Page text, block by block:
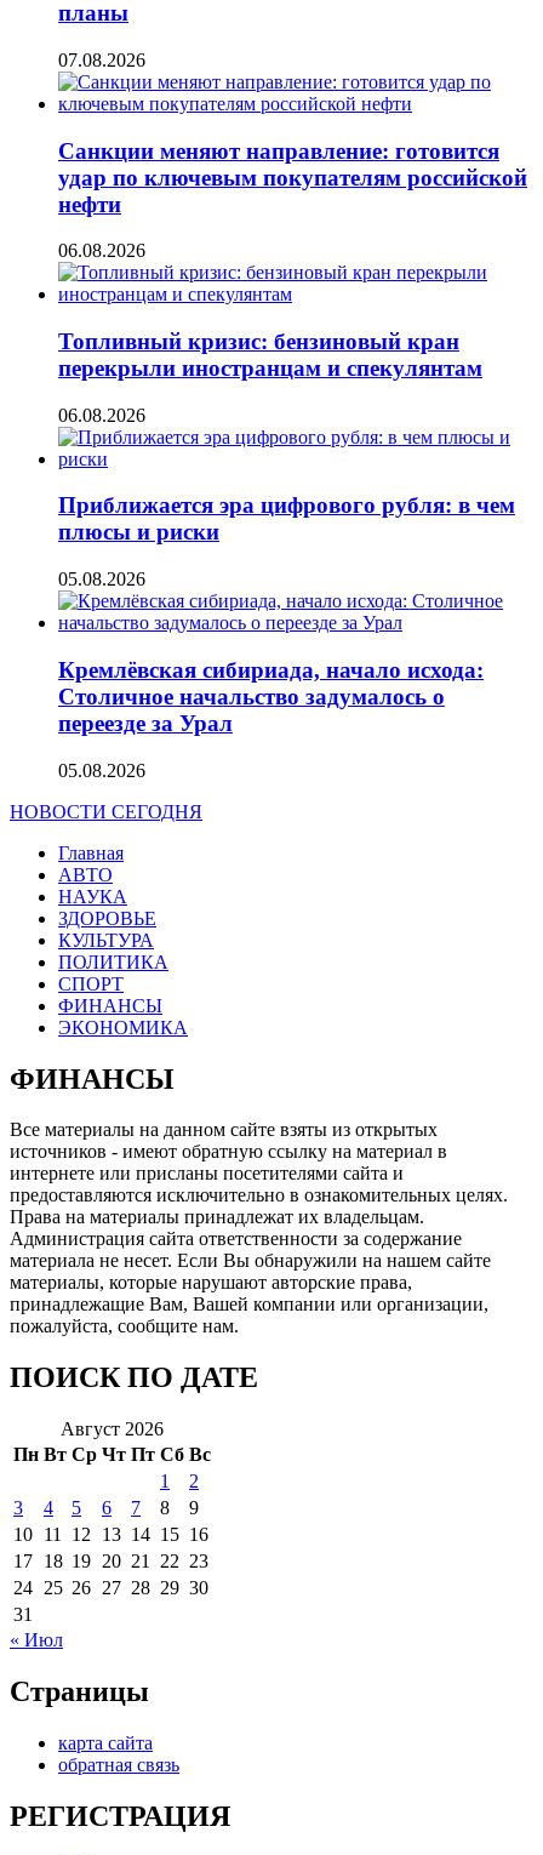
планы
07.08.2026
Санкции меняют направление: готовится
удар по ключевым покупателям российской
нефти
06.08.2026
Топливный кризис: бензиновый кран
перекрыли иностранцам и спекулянтам
06.08.2026
Приближается эра цифрового рубля: в чем
плюсы и риски
05.08.2026
Кремлёвская сибириада, начало исхода:
Столичное начальство задумалось о
переезде за Урал
05.08.2026
НОВОСТИ СЕГОДНЯ
Главная
АВТО
НАУКА
ЗДОРОВЬЕ
КУЛЬТУРА
ПОЛИТИКА
СПОРТ
ФИНАНСЫ
ЭКОНОМИКА
ФИНАНСЫ
Все материалы на данном сайте взяты из открытых
источников - имеют обратную ссылку на материал в
интернете или присланы посетителями сайта и
предоставляются исключительно в ознакомительных целях.
Права на материалы принадлежат их владельцам.
Администрация сайта ответственности за содержание
материала не несет. Если Вы обнаружили на нашем сайте
материалы, которые нарушают авторские права,
принадлежащие Вам, Вашей компании или организации,
пожалуйста, сообщите нам.
ПОИСК ПО ДАТЕ
Август 2026
Пн Вт Ср Чт Пт Сб Вс
1
2
3
4 5 6 7 8
9
10 11 12 13 14 15 16
17 18 19 20 21 22 23
24 25 26 27 28 29 30
31
« Июл
Страницы
карта сайта
обратная связь
РЕГИСТРАЦИЯ